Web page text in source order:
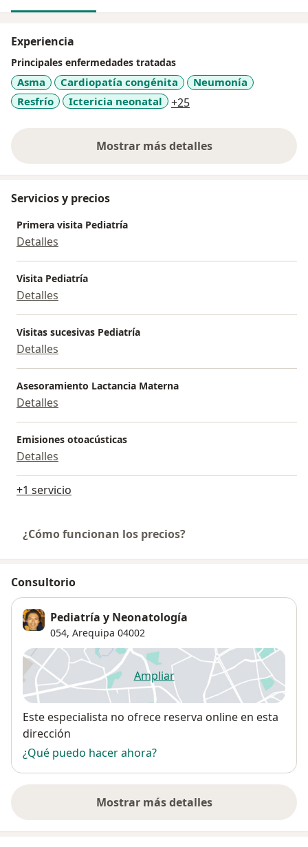
Experiencia
Principales enfermedades tratadas
Asma Cardiopatía congénita
Neumonía
Resfrío
Ictericia neonatal +25
Mostrar más detalles
sobre la experiencia
Servicios y precios
Primera visita Pediatría
Detalles
Visita Pediatría
Detalles
Visitas sucesivas Pediatría
Detalles
Asesoramiento Lactancia Materna
Detalles
Emisiones otoacústicas
Detalles
+1 servicio
¿Cómo funcionan los precios?
Consultorio
Pediatría y Neonatología
054, Arequipa 04002
Ampliarse abre en una nueva
Disponibilidad
Este especialista no ofrece reserva online en esta
dirección
¿Qué puedo hacer ahora?
Mostrar más detalles
sobre la dirección